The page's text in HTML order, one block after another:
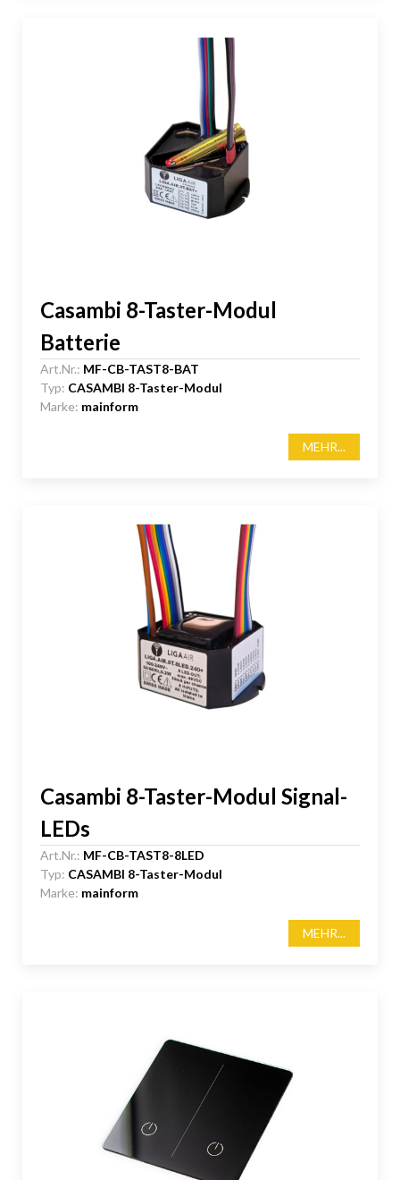
Casambi 8-Taster-Modul
Batterie
Art.Nr.: MF-CB-TAST8-BAT
Typ: CASAMBI 8-Taster-Modul
Marke: mainform
MEHR...
Casambi 8-Taster-Modul Signal-
LEDs
Art.Nr.: MF-CB-TAST8-8LED
Typ: CASAMBI 8-Taster-Modul
Marke: mainform
MEHR...